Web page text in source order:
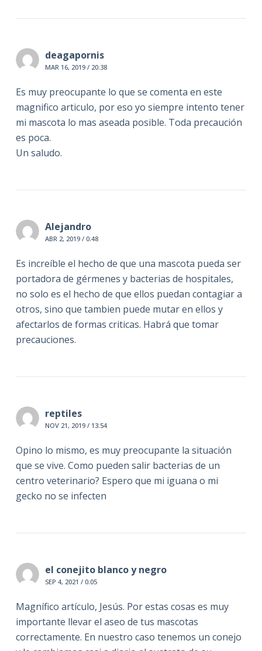
deagapornis
MAR 16, 2019 / 20:38
Es muy preocupante lo que se comenta en este
magnifico articulo, por eso yo siempre intento tener
mi mascota lo mas aseada posible. Toda precaución
es poca.
Un saludo.
Alejandro
ABR 2, 2019 / 0:48
Es increíble el hecho de que una mascota pueda ser
portadora de gérmenes y bacterias de hospitales,
no solo es el hecho de que ellos puedan contagiar a
otros, sino que tambien puede mutar en ellos y
afectarlos de formas criticas. Habrá que tomar
precauciones.
reptiles
NOV 21, 2019 / 13:54
Opino lo mismo, es muy preocupante la situación
que se vive. Como pueden salir bacterias de un
centro veterinario? Espero que mi iguana o mi
gecko no se infecten
el conejito blanco y negro
SEP 4, 2021 / 0:05
Magnífico artículo, Jesús. Por estas cosas es muy
importante llevar el aseo de tus mascotas
correctamente. En nuestro caso tenemos un conejo